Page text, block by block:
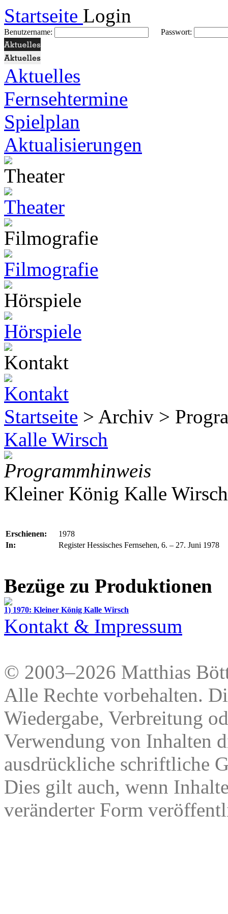
Startseite Login
Benutzername: Passwort:
Aktuelles
Fernsehtermine
Spielplan
Aktualisierungen
Startseite > Archiv >
Kalle Wirsch
Programmhinweis
Kleiner König Kalle
Erschienen:
1978
In:
Register Hessisches Fernsehen, 6. – 27. Juni 1978
Bezüge zu Produktionen
1) 1970: Kleiner König Kalle Wirsch
Kontakt & Impressum
© 2003–2026 Matthias
Alle Rechte vorbehalten.
Wiedergabe, Verbreitung
Verwendung von Inhalten
ausdrückliche schriftliche
Dies gilt auch, wenn
veränderter Form